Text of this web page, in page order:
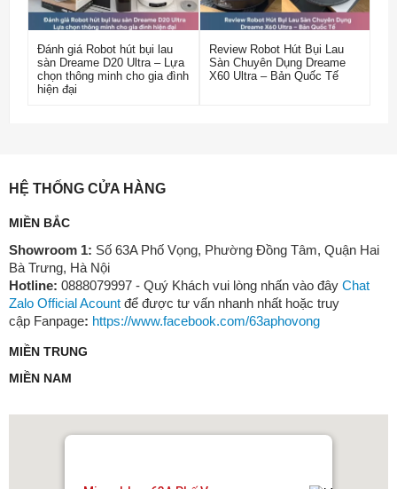
Đánh giá Robot hút bụi lau
sàn Dreame D20 Ultra – Lựa
chọn thông minh cho gia đình
hiện đại
Review Robot Hút Bụi Lau
Sàn Chuyên Dụng Dreame
X60 Ultra – Bản Quốc Tế
HỆ THỐNG CỬA HÀNG
MIỀN BẮC
Showroom 1: Số 63A Phố Vọng, Phường Đồng Tâm, Quận Hai
Bà Trưng, Hà Nội
Hotline: 0888079997 - Quý Khách vui lòng nhấn vào đây Chat
Zalo Official Acount để được tư vấn nhanh nhất hoặc truy
cập Fanpage: https://www.facebook.com/63aphovong
MIỀN TRUNG
MIỀN NAM